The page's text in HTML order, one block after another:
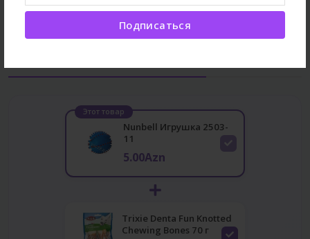
Подписаться
Этот товар
Nunbell Игрушка 2503-
11
5.00Azn
Trixie Denta Fun Knotted
Chewing Bones 70 г